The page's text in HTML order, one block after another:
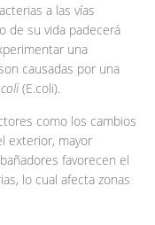
a las vías
de su vida padecerá
una
causadas por una
(E.coli).
como los cambios
exterior, mayor
favorecen el
lo cual afecta zonas